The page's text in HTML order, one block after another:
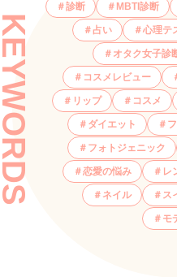
診断 MBTI診断
占い 心理テ
オタク女子診
コスメレビュー
リップ コスメ
ダイエット
フォトジェニック
恋愛の悩み レ
ネイル ス
モ